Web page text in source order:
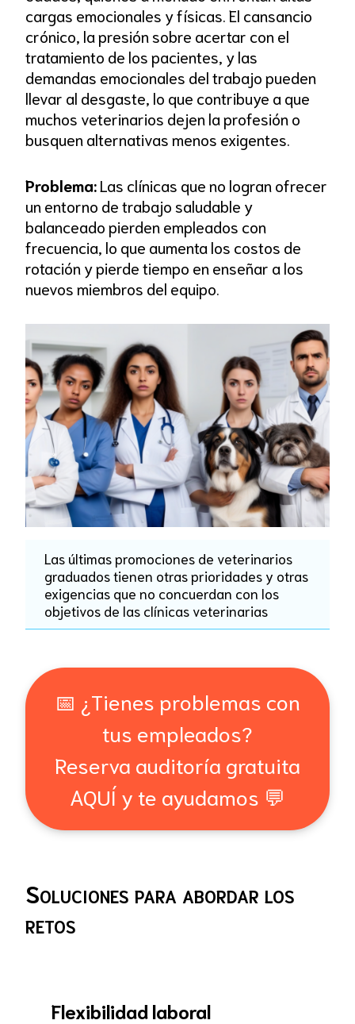
cargas emocionales y físicas. El cansancio
crónico, la presión sobre acertar con el
tratamiento de los pacientes, y las
demandas emocionales del trabajo pueden
llevar al desgaste, lo que contribuye a que
muchos veterinarios dejen la profesión o
busquen alternativas menos exigentes.
Problema:Las clínicas que no logran ofrecer
un entorno de trabajo saludable y
balanceado pierden empleados con
frecuencia, lo que aumenta los costos de
rotación y pierde tiempo en enseñar a los
nuevos miembros del equipo.
Las últimas promociones de veterinarios
graduados tienen otras prioridades y otras
exigencias que no concuerdan con los
objetivos de las clínicas veterinarias
📅 ¿Tienes problemas con
tus empleados?
Reserva auditoría gratuita
AQUÍ y te ayudamos 💬
Soluciones para abordar los
retos
Flexibilidad laboral